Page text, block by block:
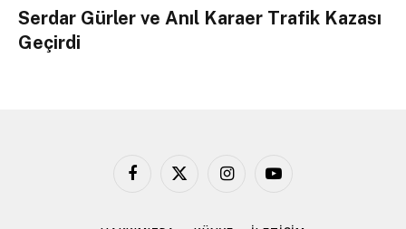
Serdar Gürler ve Anıl Karaer Trafik Kazası
Geçirdi
Facebook
X
InstagramYouTube